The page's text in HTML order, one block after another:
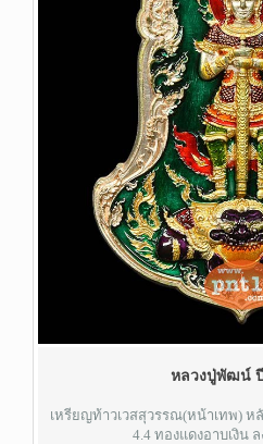
หลวงปู่พัฒน์
เหรียญท้าวเวสสุวรรณ(หน้าเทพ)
4.4 ทองแดงอาบเงิน